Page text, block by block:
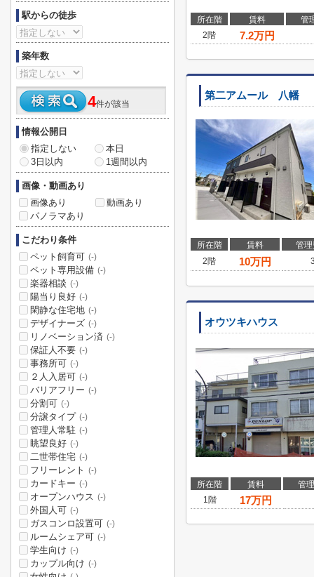
所在階 賃料
管
2階
7.2万円
第二アムール 八幡
所在階 賃料
管
2階
10万円
オウツキハウス
所在階 賃料
管
1階
17万円
駅からの徒歩
築年数
4件が該当
情報公開日
指定しない
本日
3日以内
1週間以内
画像・動画あり
画像あり
動画あり
パノラマあり
こだわり条件
ペット飼育可 (-)
ペット専用設備 (-)
楽器相談 (-)
陽当り良好 (-)
閑静な住宅地 (-)
デザイナーズ (-)
リノベーション済 (-)
保証人不要 (-)
事務所可 (-)
２人入居可 (-)
バリアフリー (-)
分割可 (-)
分譲タイプ (-)
管理人常駐 (-)
眺望良好 (-)
二世帯住宅 (-)
フリーレント (-)
カードキー (-)
オープンハウス (-)
外国人可 (-)
ガスコンロ設置可 (-)
ルームシェア可 (-)
学生向け (-)
カップル向け (-)